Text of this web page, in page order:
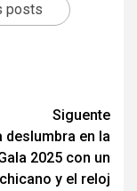
posts
Siguente
deslumbra en la
2025 con un
y el reloj